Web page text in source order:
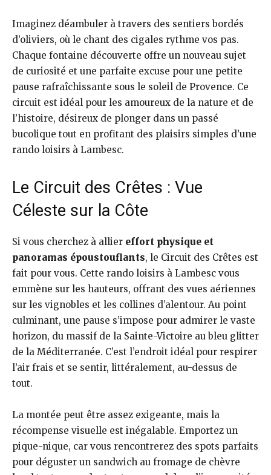
Imaginez déambuler à travers des sentiers bordés
d’oliviers, où le chant des cigales rythme vos pas.
Chaque fontaine découverte offre un nouveau sujet
de curiosité et une parfaite excuse pour une petite
pause rafraîchissante sous le soleil de Provence. Ce
circuit est idéal pour les amoureux de la nature et de
l’histoire, désireux de plonger dans un passé
bucolique tout en profitant des plaisirs simples d’une
rando loisirs à Lambesc.
Le Circuit des Crêtes : Vue
Céleste sur la Côte
Si vous cherchez à allier effort physique et
panoramas époustouflants, le Circuit des Crêtes est
fait pour vous. Cette rando loisirs à Lambesc vous
emmène sur les hauteurs, offrant des vues aériennes
sur les vignobles et les collines d’alentour. Au point
culminant, une pause s’impose pour admirer le vaste
horizon, du massif de la Sainte-Victoire au bleu glitter
de la Méditerranée. C’est l’endroit idéal pour respirer
l’air frais et se sentir, littéralement, au-dessus de
tout.
La montée peut être assez exigeante, mais la
récompense visuelle est inégalable. Emportez un
pique-nique, car vous rencontrerez des spots parfaits
pour déguster un sandwich au fromage de chèvre